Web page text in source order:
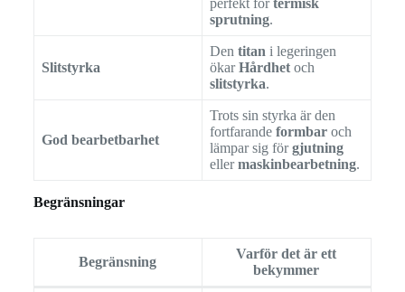
perfekt förtermisk
sprutning.
Slitstyrka
Den titani legeringen
ökarHårdhetoch
slitstyrka.
God bearbetbarhet
Trots sin styrka är den
fortfarande formbaroch
lämpar sig förgjutning
ellermaskinbearbetning.
Begränsningar
Begränsning
Varför det är ett
bekymmer